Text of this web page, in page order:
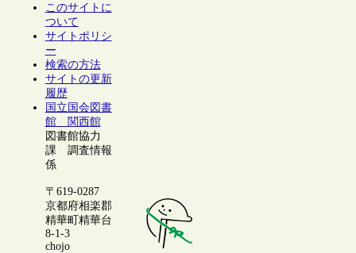
このサイトに
ついて
サイトポリシ
ー
検索の方法
サイトの更新
履歴
国立国会図書
館 関西館
図書館協力
課 調査情報
係
〒619-0287
京都府相楽郡
精華町精華台
8-1-3
chojo